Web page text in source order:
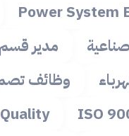
Power System
مدير
وظائف
ISO